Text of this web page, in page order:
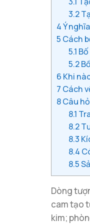
3.2
4Ý
5 Cách
5.1
5.2
6 Khi
7 Cách
8Câu
8.1
8.2
8.3
8.4
8.5
Dòng
cam tạo
kim;